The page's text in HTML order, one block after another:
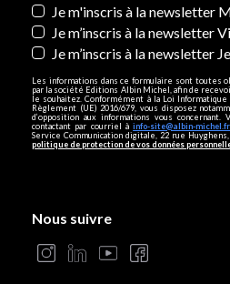
Je m'inscris à la newsletter
Je m’inscris à la newsletter
Je m’inscris à la newsletter
Les informations dans ce formulaire sont
par la société Editions Albin Michel, afin de
le souhaitez. Conformément à la Loi
Règlement (UE) 2016/679, vous disposez
d’opposition aux informations vous
contactant par courriel àinfo-site@albin-michel.fr
Service Communication digitale, 22 rue Huyghens,
politique de protection de vos données
Nous suivre